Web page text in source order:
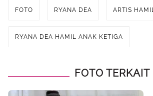
FOTO RYANA DEA ARTIS HAMIL
RYANA DEA HAMIL ANAK KETIGA
FOTO TERKAIT